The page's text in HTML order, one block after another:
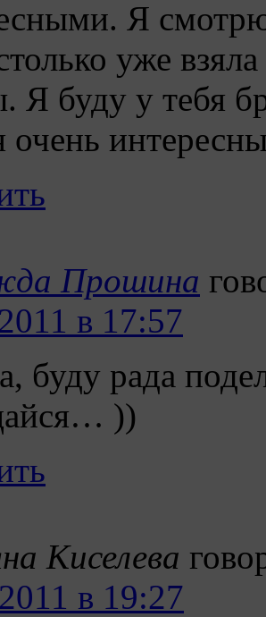
Я
уже
Я буду у тебя
очень
Прошина
в 17:57
буду рада
))
Киселева
в 19:27